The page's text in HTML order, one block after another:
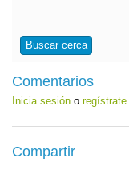
Buscar cerca
Comentarios
Inicia sesión o regístrate
Compartir